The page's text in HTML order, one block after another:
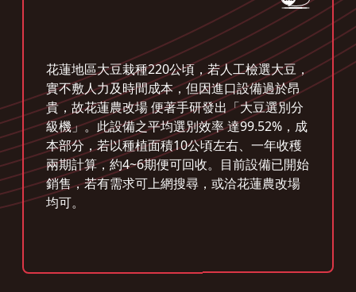
花蓮地區大豆栽種220公頃，若人工檢選大豆，
實不敷人力及時間成本，但因進口設備過於昂
貴，故花蓮農改場 便著手研發出「大豆選別分
級機」。此設備之平均選別效率 達99.52%，成
本部分，若以種植面積10公頃左右、一年收穫
兩期計算，約4~6期便可回收。目前設備已開始
銷售，若有需求可上網搜尋，或洽花蓮農改場
均可。